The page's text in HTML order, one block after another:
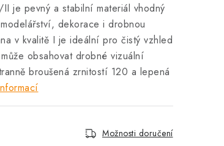
je pevný a stabilní materiál vhodný
dekorace i drobnou
v kvalitě I je ideální pro čistý vzhled
obsahovat drobné vizuální
broušená zrnitostí 120 a lepená
Možnosti doručení